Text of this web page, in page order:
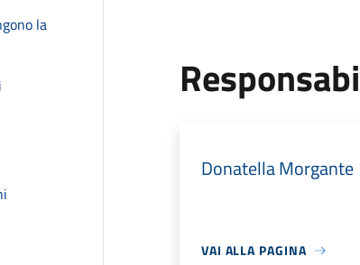
la
Donatella Morgante
VAI ALLA PAGINA